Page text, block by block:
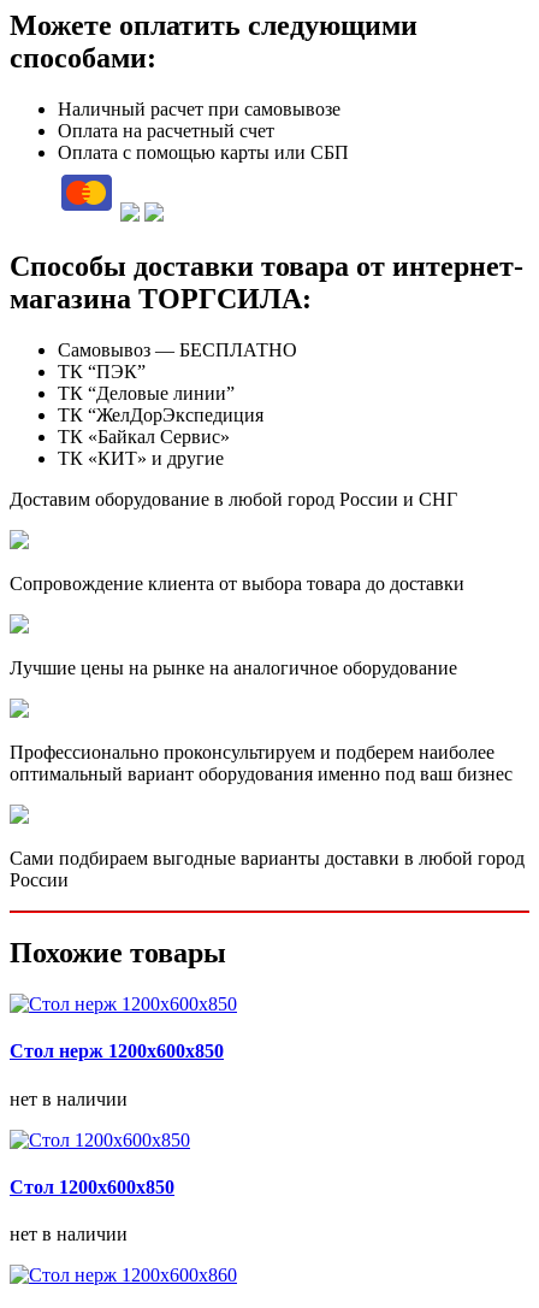
Можете оплатить следующими
способами:
Наличный расчет при самовывозе
Оплата на расчетный счет
Оплата с помощью карты или СБП
Способы доставки товара от интернет-
магазина ТОРГСИЛА:
Самовывоз — БЕСПЛАТНО
ТК “ПЭК”
ТК “Деловые линии”
ТК “ЖелДорЭкспедиция
ТК «Байкал Сервис»
ТК «КИТ» и другие
Доставим оборудование в любой город России и СНГ
Сопровождение клиента от выбора товара до доставки
Лучшие цены на рынке на аналогичное оборудование
Профессионально проконсультируем и подберем наиболее
оптимальный вариант оборудования именно под ваш бизнес
Сами подбираем выгодные варианты доставки в любой город
России
Похожие товары
Стол нерж 1200х600х850
нет в наличии
Стол 1200х600х850
нет в наличии